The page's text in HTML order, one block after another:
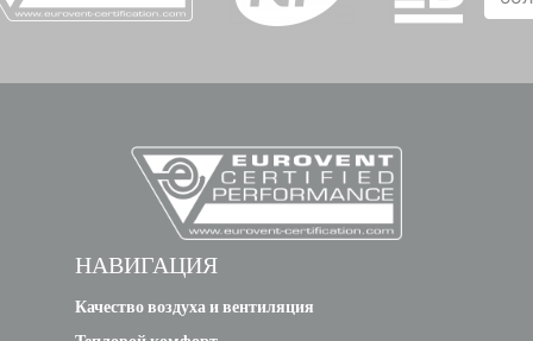
new
3/8 C
0.6 0.7
ALTECH
M30 -
НАВИГАЦИЯ
Качество воздуха и вентиляция